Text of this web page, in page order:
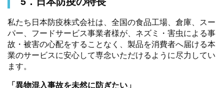
私たち日本防疫株式会社は、全国の食品工場、倉庫、スー
パー、フードサービス事業者様が、ネズミ・害虫による事
故・被害の心配をすることなく、製品を消費者へ届ける本
業のサービスに安心して専念いただけるように尽力してい
ます。
「異物混入事故を未然に防ぎたい」